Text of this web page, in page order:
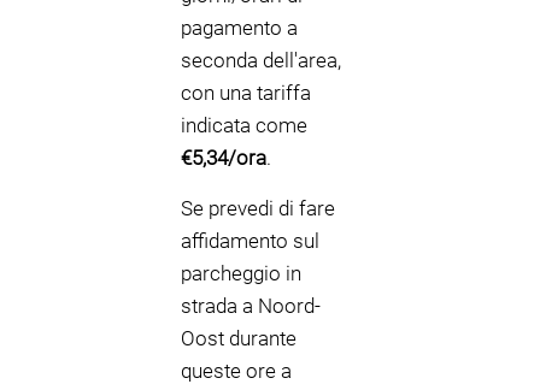
pagamento a
seconda dell'area,
con una tariffa
indicata come
€5,34/ora.
Se prevedi di fare
affidamento sul
parcheggio in
strada a Noord-
Oost durante
queste ore a